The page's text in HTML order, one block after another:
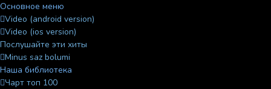
Основное меню
Video (android version)
Video (ios version)
Послушайте эти хиты
Minus saz bolumi
Наша библиотека
Чарт топ 100